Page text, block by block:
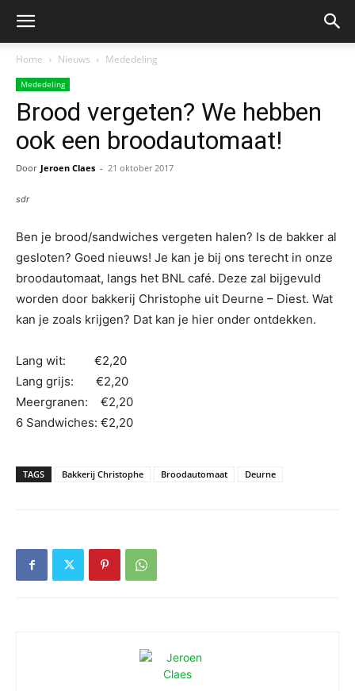
Home Nieuws Mededeling
Mededeling
Brood vergeten? We hebben
ook een broodautomaat!
Door Jeroen Claes - 21 oktober 2017
sdr
Ben je brood/sandwiches vergeten halen? Is de bakker al
gesloten? Goed nieuws! Je kan je bij ons terecht in onze
broodautomaat, langs het BNL café. Deze zal bijgevuld
worden door bakkerij Christophe uit Deurne – Diest. Wat
kan je zoals krijgen? Dat kan je hier onder ontdekken.
Lang wit: €2,20
Lang grijs: €2,20
Meergranen: €2,20
6 Sandwiches: €2,20
TAGS Bakkerij Christophe Broodautomaat Deurne